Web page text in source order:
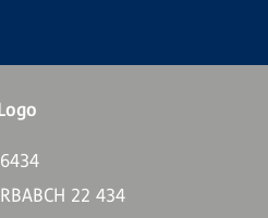
6434
RBABCH 22 434